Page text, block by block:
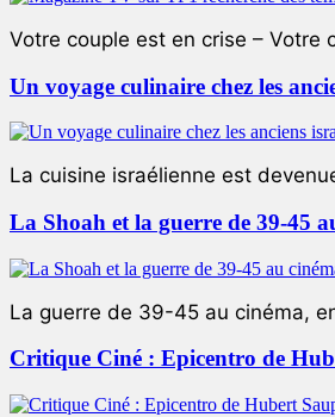
Votre couple est en crise – Votre
Un voyage culinaire chez les
La cuisine israélienne est
La Shoah et la guerre de 39-45
La guerre de 39-45 au cinéma,
Critique Ciné : Epicentro de